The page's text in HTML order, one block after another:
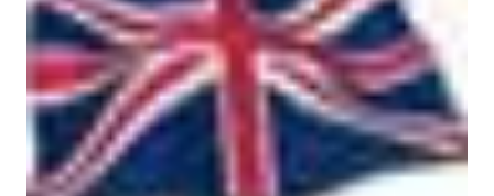
possibile (allo stato attuale) collegare print server di tipo
TP-Link, ovvero replicatori di porta USB su Lan, in quanto
non esiste un driver adatto. Detto questo, consideriamo la
stampante che vogliamo collegare al Mac. Il caso che
abbiamo usato nei precedenti post,...